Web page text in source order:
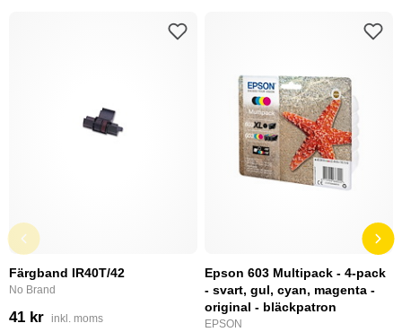
Färgband IR40T/42
No Brand
41 kr inkl. moms
Epson 603 Multipack - 4-pack
- svart, gul, cyan, magenta -
original - bläckpatron
EPSON